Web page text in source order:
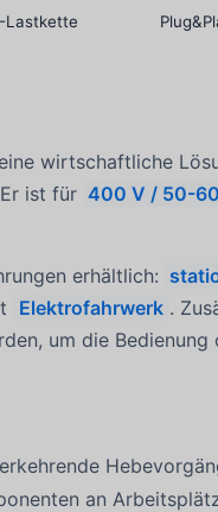
Lastkette
wirtschaftliche
ist für 400 V / 50-
erhältlich:
Elektrofahrwerk .
um die
an